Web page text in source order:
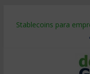
Stablecoins para
Despido silencioso:
IA en selección de
Trabajo forzoso en la
Mercado hispano de